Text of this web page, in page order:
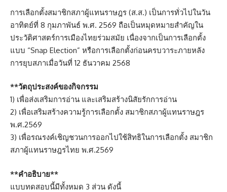
การเลือกตั้งสมาชิกสภาผู้แทนราษฎร (ส.ส.) เป็นการทั่วไปในวัน
อาทิตย์ที่ 8 กุมภาพันธ์ พ.ศ. 2569 ถือเป็นหมุดหมายสำคัญใน
ประวัติศาสตร์การเมืองไทยร่วมสมัย เนื่องจากเป็นการเลือกตั้ง
แบบ “Snap Election” หรือการเลือกตั้งก่อนครบวาระภายหลัง
การยุบสภาเมื่อวันที่ 12 ธันวาคม 2568
**วัตถุประสงค์ของกิจกรรม
1) เพื่อส่งเสริมการอ่าน และเสริมสร้างนิสัยรักการอ่าน
2) เพื่อเสริมสร้างความรู้การเลือกตั้ง สมาชิกสภาผู้แทนราษฎร
พ.ศ.2569
3) เพื่อรณรงค์เชิญชวนการออกไปใช้สิทธิในการเลือกตั้ง สมาชิก
สภาผู้แทนราษฎรไทย พ.ศ.2569
**คำอธิบาย**
แบบทดสอบนี้มีทั้งหมด 3 ส่วน ดังนี้